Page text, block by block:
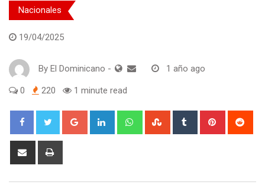
Nacionales
19/04/2025
By El Dominicano - 1 año ago
0 220 1 minute read
Google+ LinkedIn WhatsappStumbleUpon
Tumblr Pinterest
Share